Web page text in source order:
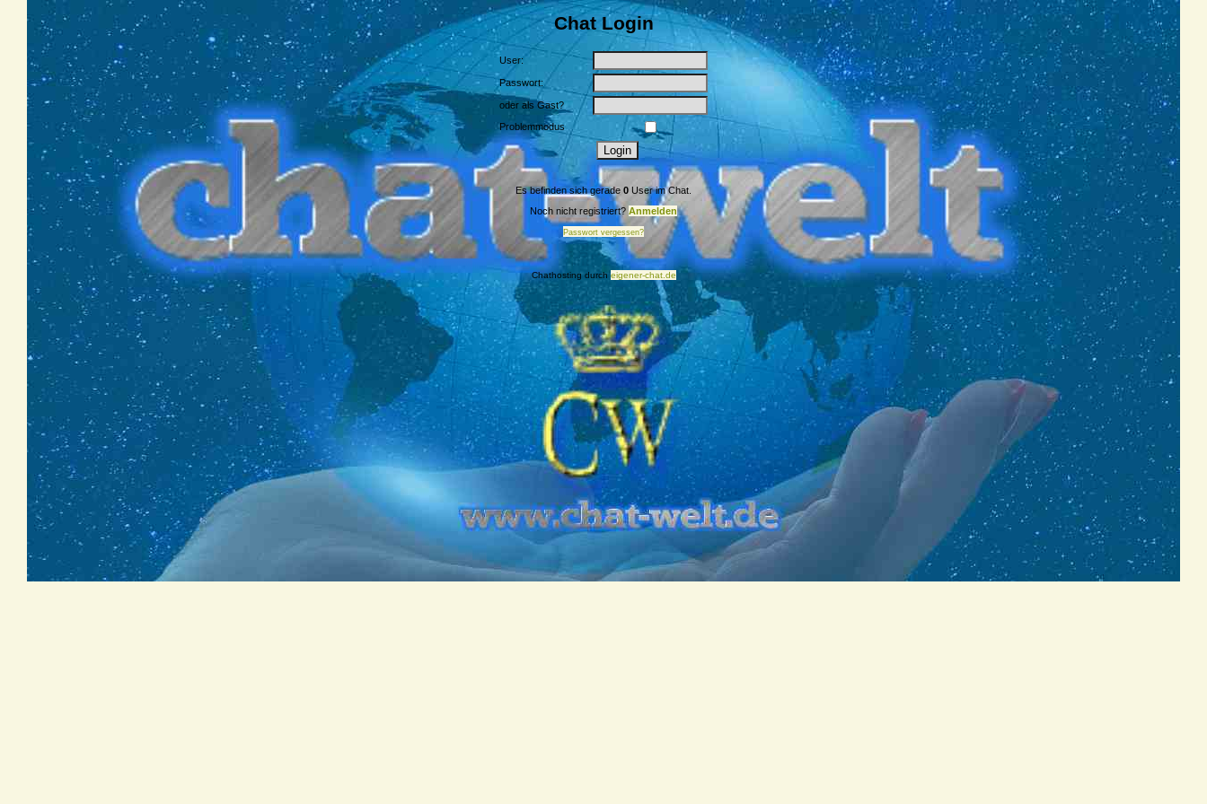
Chat Login
User:
Passwort:
oder als Gast?
Problemmodus
Es befinden sich gerade 0 User im Chat.
Noch nicht registriert? Anmelden
Passwort vergessen?
Chathosting durch eigener-chat.de